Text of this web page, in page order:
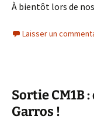
À bientôt lors de
Laisser un
Sortie CM1B
Garros !